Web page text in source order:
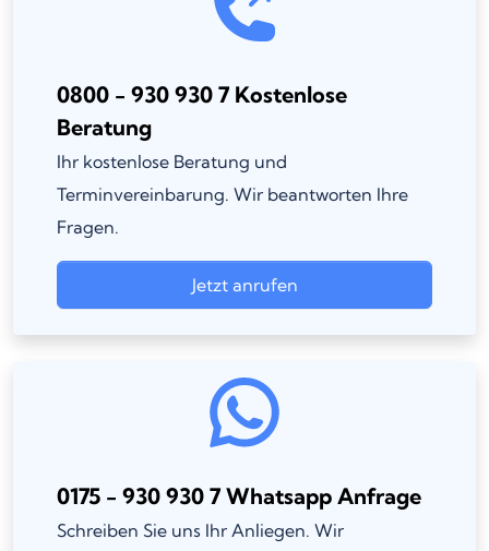
0800 - 930 930 7 Kostenlose
Beratung
Ihr kostenlose Beratung und
Terminvereinbarung. Wir beantworten Ihre
Fragen.
Jetzt anrufen
0175 - 930 930 7 Whatsapp Anfrage
Schreiben Sie uns Ihr Anliegen. Wir